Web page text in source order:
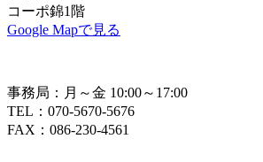
コーポ錦1階
Google Mapで見る
事務局：月～金 10:00～17:00
TEL：070-5670-5676
FAX：086-230-4561